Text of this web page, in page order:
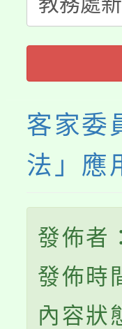
程
客家委
法」應
發佈者
發佈時
內容狀